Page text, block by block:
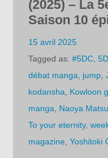
(2025) – La
Saison 10
15 avril 2025
Tagged as:#5DC ,
débat manga
jump ,
kodansha
Kowloon
manga
Naoya
To your eternity,
magazine ,Yoshitoki